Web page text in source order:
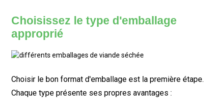
Choisissez le type d'emballage
approprié
Choisir le bon format d'emballage est la première étape.
Chaque type présente ses propres avantages :